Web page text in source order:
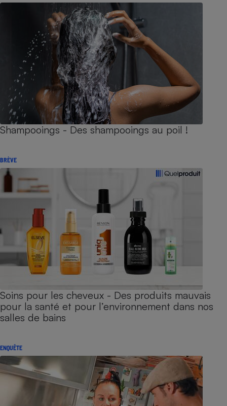
Shampooings - Des shampooings au poil !
BRÈVE
Soins pour les cheveux - Des produits mauvais
pour la santé et pour l’environnement dans nos
salles de bains
ENQUÊTE